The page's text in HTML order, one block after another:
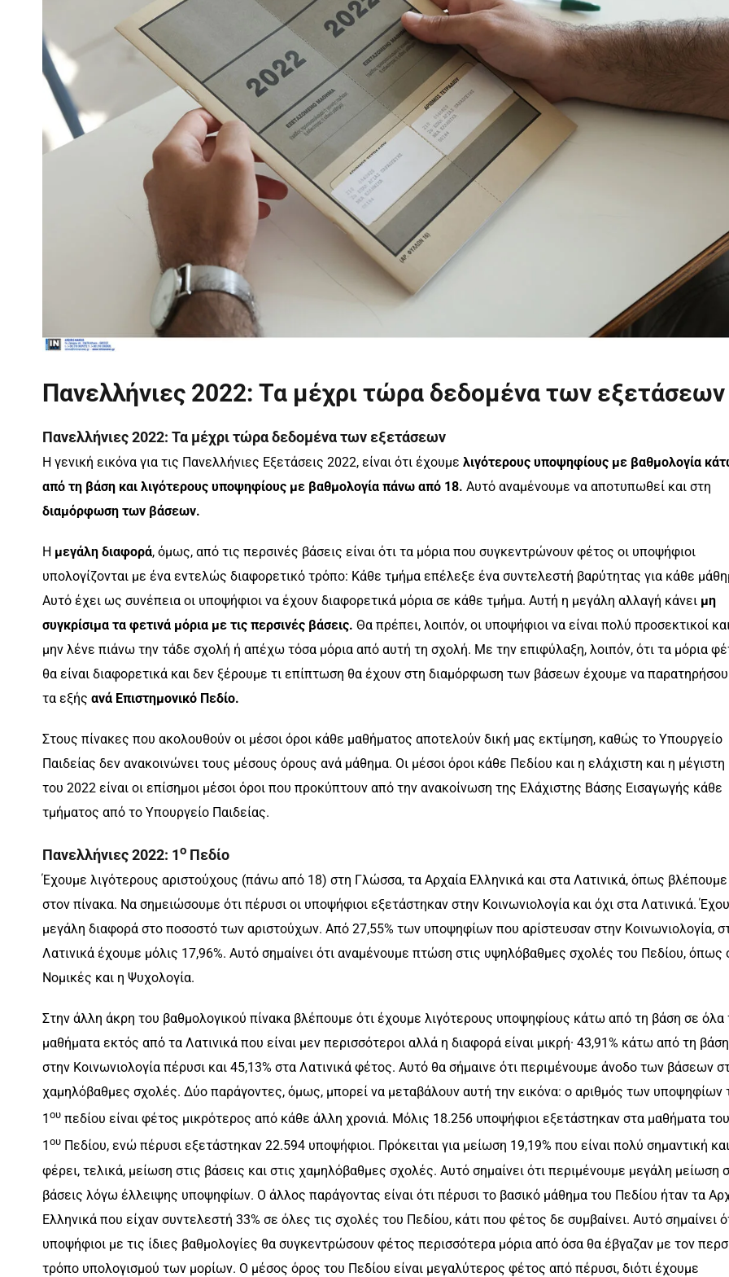
Πανελλήνιες 2022: Τα μέχρι τώρα δεδομένα των εξετάσεων
Πανελλήνιες 2022: Τα μέχρι τώρα δεδομένα των εξετάσεων
Η γενική εικόνα για τις Πανελλήνιες Εξετάσεις 2022, είναι ότι έχουμε λιγότερους υποψηφίους με βαθμολογία
από τη βάση και λιγότερους υποψηφίους με βαθμολογία πάνω από 18. Αυτό αναμένουμε να αποτυπωθεί και στη
διαμόρφωση των βάσεων.
Η μεγάλη διαφορά, όμως, από τις περσινές βάσεις είναι ότι τα μόρια που συγκεντρώνουν φέτος οι υποψήφιοι
υπολογίζονται με ένα εντελώς διαφορετικό τρόπο: Κάθε τμήμα επέλεξε ένα συντελεστή βαρύτητας για κάθε
Αυτό έχει ως συνέπεια οι υποψήφιοι να έχουν διαφορετικά μόρια σε κάθε τμήμα. Αυτή η μεγάλη αλλαγή κάνει μη
συγκρίσιμα τα φετινά μόρια με τις περσινές βάσεις. Θα πρέπει, λοιπόν, οι υποψήφιοι να είναι πολύ προσεκτικοί
μην λένε πιάνω την τάδε σχολή ή απέχω τόσα μόρια από αυτή τη σχολή. Με την επιφύλαξη, λοιπόν, ότι τα μόρια
θα είναι διαφορετικά και δεν ξέρουμε τι επίπτωση θα έχουν στη διαμόρφωση των βάσεων έχουμε να
τα εξής ανά Επιστημονικό Πεδίο.
Στους πίνακες που ακολουθούν οι μέσοι όροι κάθε μαθήματος αποτελούν δική μας εκτίμηση, καθώς το Υπουργείο
Παιδείας δεν ανακοινώνει τους μέσους όρους ανά μάθημα. Οι μέσοι όροι κάθε Πεδίου και η ελάχιστη και η
του 2022 είναι οι επίσημοι μέσοι όροι που προκύπτουν από την ανακοίνωση της Ελάχιστης Βάσης Εισαγωγής κάθε
τμήματος από το Υπουργείο Παιδείας.
Πανελλήνιες 2022: 1ο Πεδίο
Έχουμε λιγότερους αριστούχους (πάνω από 18) στη Γλώσσα, τα Αρχαία Ελληνικά και στα Λατινικά, όπως βλέπουμε
στον πίνακα. Να σημειώσουμε ότι πέρυσι οι υποψήφιοι εξετάστηκαν στην Κοινωνιολογία και όχι στα Λατινικά.
μεγάλη διαφορά στο ποσοστό των αριστούχων. Από 27,55% των υποψηφίων που αρίστευσαν στην Κοινωνιολογία,
Λατινικά έχουμε μόλις 17,96%. Αυτό σημαίνει ότι αναμένουμε πτώση στις υψηλόβαθμες σχολές του Πεδίου, όπως
Νομικές και η Ψυχολογία.
Στην άλλη άκρη του βαθμολογικού πίνακα βλέπουμε ότι έχουμε λιγότερους υποψηφίους κάτω από τη βάση σε όλα
μαθήματα εκτός από τα Λατινικά που είναι μεν περισσότεροι αλλά η διαφορά είναι μικρή· 43,91% κάτω από τη βάση
στην Κοινωνιολογία πέρυσι και 45,13% στα Λατινικά φέτος. Αυτό θα σήμαινε ότι περιμένουμε άνοδο των βάσεων
χαμηλόβαθμες σχολές. Δύο παράγοντες, όμως, μπορεί να μεταβάλουν αυτή την εικόνα: ο αριθμός των υποψηφίων
1 ου πεδίου είναι φέτος μικρότερος από κάθε άλλη χρονιά. Μόλις 18.256 υποψήφιοι εξετάστηκαν στα μαθήματα του
1 ου Πεδίου, ενώ πέρυσι εξετάστηκαν 22.594 υποψήφιοι. Πρόκειται για μείωση 19,19% που είναι πολύ σημαντική
φέρει, τελικά, μείωση στις βάσεις και στις χαμηλόβαθμες σχολές. Αυτό σημαίνει ότι περιμένουμε μεγάλη μείωση
βάσεις λόγω έλλειψης υποψηφίων. Ο άλλος παράγοντας είναι ότι πέρυσι το βασικό μάθημα του Πεδίου ήταν τα
Ελληνικά που είχαν συντελεστή 33% σε όλες τις σχολές του Πεδίου, κάτι που φέτος δε συμβαίνει. Αυτό σημαίνει
υποψήφιοι με τις ίδιες βαθμολογίες θα συγκεντρώσουν φέτος περισσότερα μόρια από όσα θα έβγαζαν με τον
τρόπο υπολογισμού των μορίων. Ο μέσος όρος του Πεδίου είναι μεγαλύτερος φέτος από πέρυσι, διότι έχουμε